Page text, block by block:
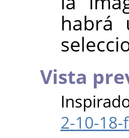
habrá
Vista
2-10-